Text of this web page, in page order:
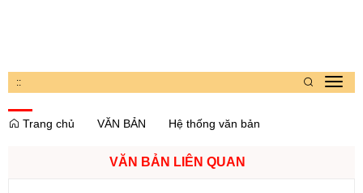
::
Trang chủ
VĂN BẢN Hệ thống văn bản
VĂN BẢN LIÊN QUAN